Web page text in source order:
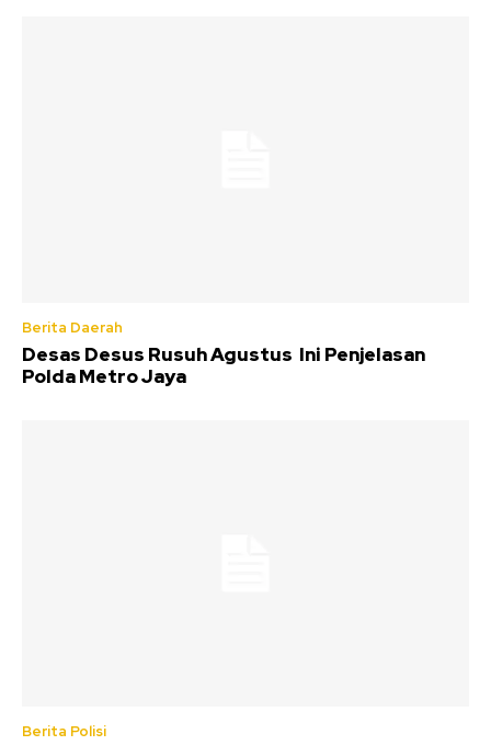
Berita Daerah
Desas Desus Rusuh Agustus Ini Penjelasan
Polda Metro Jaya
Berita Polisi